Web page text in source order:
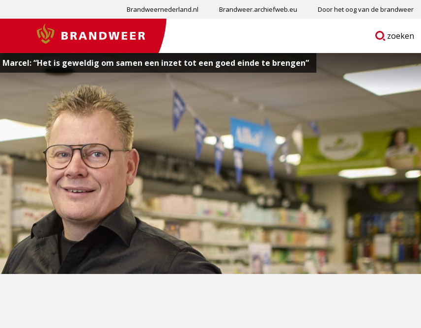
Brandweernederland.nl Brandweer.archiefweb.eu Door het oog van de brandweer
Brandweer
Ga
zoeken
Marcel: “Het is geweldig om samen een inzet tot een goed einde te brengen”